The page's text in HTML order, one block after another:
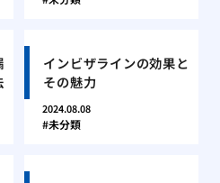
インビザラインの効果と
その魅力
2024.08.08
未分類